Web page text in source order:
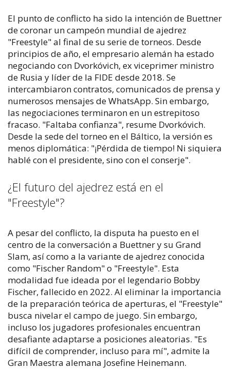
El punto de conflicto ha sido la intención de Buettner
de coronar un campeón mundial de ajedrez
"Freestyle" al final de su serie de torneos. Desde
principios de año, el empresario alemán ha estado
negociando con Dvorkóvich, ex viceprimer ministro
de Rusia y líder de la FIDE desde 2018. Se
intercambiaron contratos, comunicados de prensa y
numerosos mensajes de WhatsApp. Sin embargo,
las negociaciones terminaron en un estrepitoso
fracaso. "Faltaba confianza", resume Dvorkóvich.
Desde la sede del torneo en el Báltico, la versión es
menos diplomática: "¡Pérdida de tiempo! Ni siquiera
hablé con el presidente, sino con el conserje".
¿El futuro del ajedrez está en el
"Freestyle"?
A pesar del conflicto, la disputa ha puesto en el
centro de la conversación a Buettner y su Grand
Slam, así como a la variante de ajedrez conocida
como "Fischer Random" o "Freestyle". Esta
modalidad fue ideada por el legendario Bobby
Fischer, fallecido en 2022. Al eliminar la importancia
de la preparación teórica de aperturas, el "Freestyle"
busca nivelar el campo de juego. Sin embargo,
incluso los jugadores profesionales encuentran
desafiante adaptarse a posiciones aleatorias. "Es
difícil de comprender, incluso para mí", admite la
Gran Maestra alemana Josefine Heinemann.